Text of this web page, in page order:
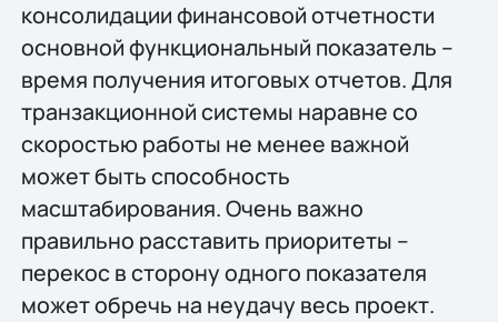
консолидации финансовой отчетности
основной функциональный показатель –
время получения итоговых отчетов. Для
транзакционной системы наравне со
скоростью работы не менее важной
может быть способность
масштабирования. Очень важно
правильно расставить приоритеты –
перекос в сторону одного показателя
может обречь на неудачу весь проект.